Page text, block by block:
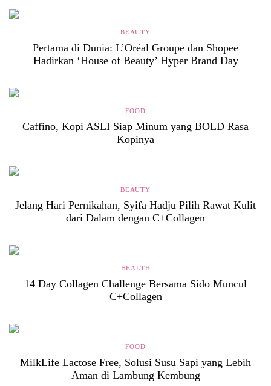
BEAUTY
Pertama di Dunia: L’Oréal Groupe dan Shopee
Hadirkan ‘House of Beauty’ Hyper Brand Day
FOOD
Caffino, Kopi ASLI Siap Minum yang BOLD Rasa
Kopinya
BEAUTY
Jelang Hari Pernikahan, Syifa Hadju Pilih Rawat Kulit
dari Dalam dengan C+Collagen
HEALTH
14 Day Collagen Challenge Bersama Sido Muncul
C+Collagen
FOOD
MilkLife Lactose Free, Solusi Susu Sapi yang Lebih
Aman di Lambung Kembung